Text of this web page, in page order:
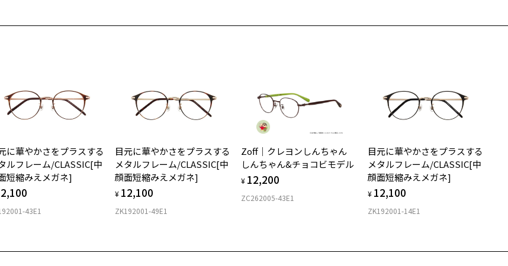
お気に入りリストはこちら
せメールのお申し込み
メール」はZoffオンラインストア会員さまのみ対象となります。
ト価格]手元も遠くもかけ外し不要のウェリントン/FLIP
ウエリントン
フロント素材：メタル/アセテート
に華やかさをプラスする
ルフレーム/CLASSIC[中
短縮みえメガネ]
43E1
目元に華やかさをプラスする
メタルフレーム/CLASSIC[中
顔面短縮みえメガネ]
¥ 12,100
ZK192001-49E1
Zoff｜クレヨンしんちゃん
しんちゃん&チョコビモデル
¥ 12,200
ZC262005-43E1
目元に華やかさをプラスする
メタルフレーム/CLASSIC[中
顔面短縮みえメガネ]
¥ 12,100
ZK192001-14E1